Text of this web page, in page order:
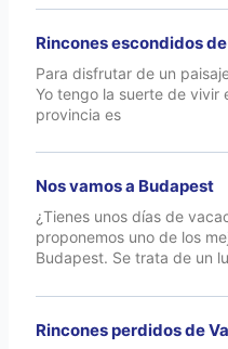
Rincones escondidos
Para disfrutar de un
Yo tengo la suerte de vivir
provincia es
Nos vamos a Budapest
¿Tienes unos días de
proponemos uno de los
Budapest. Se trata de un
Rincones perdidos de